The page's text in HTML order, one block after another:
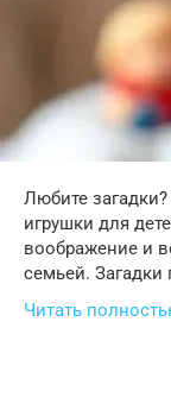
Любите
игрушки для
воображение и
семьей. Загадки
Читать